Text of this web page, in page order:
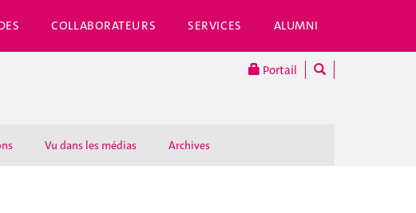
COLLABORATEURS SERVICES ALUMNI
Portail
Vu dans les médias Archives